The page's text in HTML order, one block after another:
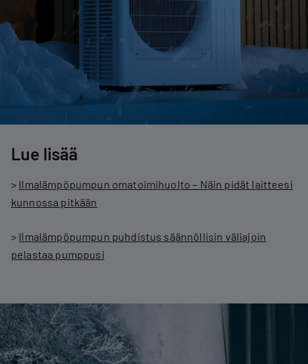
Lue lisää
> Ilmalämpöpumpun omatoimihuolto – Näin pidät laitteesi
kunnossa pitkään
> Ilmalämpöpumpun puhdistus säännöllisin väliajoin
pelastaa pumppusi